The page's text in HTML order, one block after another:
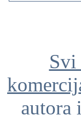
Svi
autora